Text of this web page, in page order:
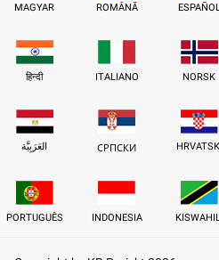
MAGYAR ROMÂNĂ
हिन्दी ITALIANO NORSK
العَرَبِيَّة СРПСКИ
PORTUGUÊS INDONESIA